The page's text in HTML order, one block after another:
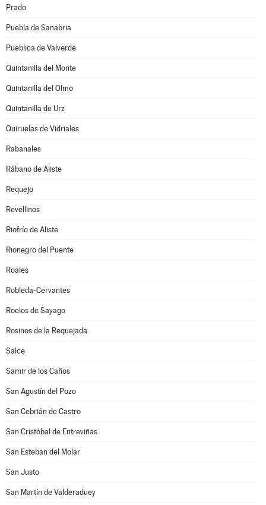
Prado
Puebla de Sanabria
Pueblica de Valverde
Quintanilla del Monte
Quintanilla del Olmo
Quintanilla de Urz
Quiruelas de Vidriales
Rabanales
Rábano de Aliste
Requejo
Revellinos
Riofrío de Aliste
Rionegro del Puente
Roales
Robleda-Cervantes
Roelos de Sayago
Rosinos de la Requejada
Salce
Samir de los Caños
San Agustín del Pozo
San Cebrián de Castro
San Cristóbal de Entreviñas
San Esteban del Molar
San Justo
San Martín de Valderaduey